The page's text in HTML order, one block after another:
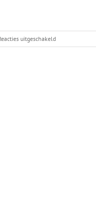
uitgeschakeldvoor
Phobos